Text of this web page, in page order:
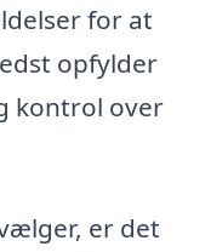
for at
opfylder
kontrol over
er det